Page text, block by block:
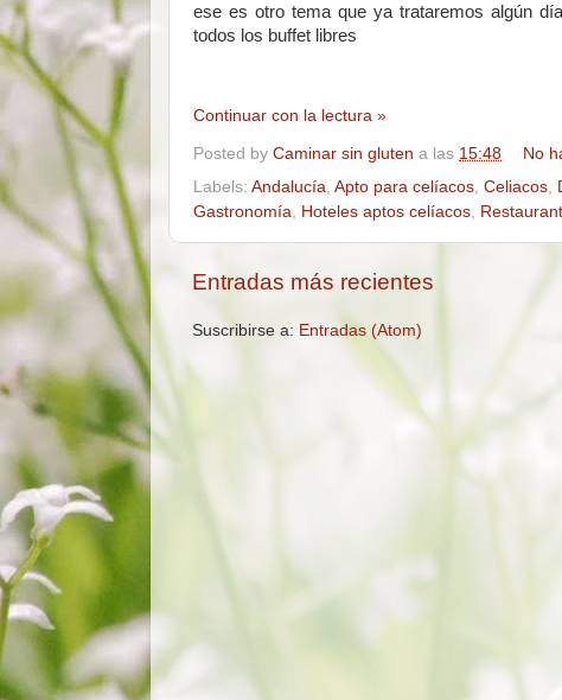
ese es otro tema que ya trataremos algún
todos los buffet libres
Continuar con la lectura »
Posted by Caminar sin gluten a las 15:48
No
Labels: Andalucía Apto para celíacos Celiacos
Gastronomía
Hoteles aptos celíacos
Entradas más recientes
Suscribirse a: Entradas (Atom)